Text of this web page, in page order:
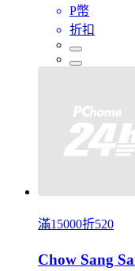
P幣
折扣
滿15000折520
Chow Sang